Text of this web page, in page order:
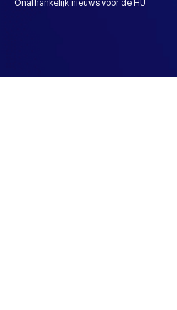
Onafhankelijk nieuws voor de HU